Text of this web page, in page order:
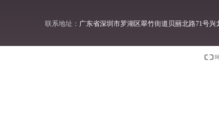
联系地址： 广东省深圳市罗湖区翠竹街道贝丽北路71号兴